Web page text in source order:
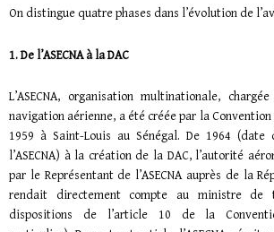
On distingue quatre phases dans l’évolution de
1. De l’ASECNA à la DAC
L’ASECNA, organisation multinationale,
navigation aérienne, a été créée par la
1959 à Saint-Louis au Sénégal. De 1964 (date
l’ASECNA) à la création de la DAC, l’autorité
par le Représentant de l’ASECNA auprès de la
rendait directement compte au ministre
dispositions de l’article 10 de la